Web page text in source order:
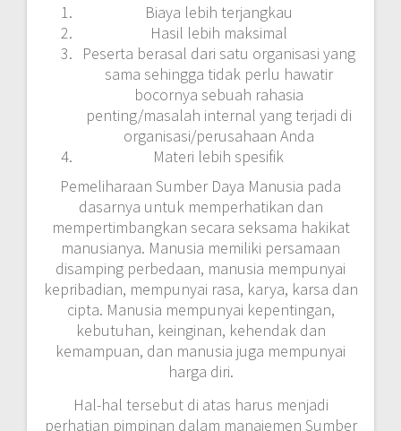
Biaya lebih terjangkau
Hasil lebih maksimal
Peserta berasal dari satu organisasi yang
sama sehingga tidak perlu hawatir
bocornya sebuah rahasia
penting/masalah internal yang terjadi di
organisasi/perusahaan Anda
Materi lebih spesifik
Pemeliharaan Sumber Daya Manusia pada
dasarnya untuk memperhatikan dan
mempertimbangkan secara seksama hakikat
manusianya. Manusia memiliki persamaan
disamping perbedaan, manusia mempunyai
kepribadian, mempunyai rasa, karya, karsa dan
cipta. Manusia mempunyai kepentingan,
kebutuhan, keinginan, kehendak dan
kemampuan, dan manusia juga mempunyai
harga diri.
Hal-hal tersebut di atas harus menjadi
perhatian pimpinan dalam manajemen Sumber